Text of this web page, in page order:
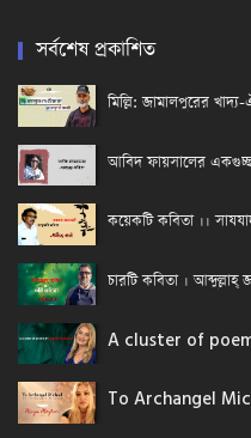
সর্বশেষ প্রকাশিত
মিল্লি: জামালপুরের
আবিদ ফায়সালের
কয়েকটি কবিতা ।।
চারটি কবিতা । আব্দুল্লাহ্
A cluster of
To Archangel